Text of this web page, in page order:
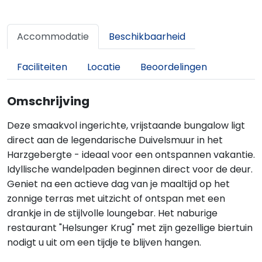
Accommodatie Beschikbaarheid
Faciliteiten Locatie Beoordelingen
Omschrijving
Deze smaakvol ingerichte, vrijstaande bungalow ligt
direct aan de legendarische Duivelsmuur in het
Harzgebergte - ideaal voor een ontspannen vakantie.
Idyllische wandelpaden beginnen direct voor de deur.
Geniet na een actieve dag van je maaltijd op het
zonnige terras met uitzicht of ontspan met een
drankje in de stijlvolle loungebar. Het naburige
restaurant "Helsunger Krug" met zijn gezellige biertuin
nodigt u uit om een tijdje te blijven hangen.